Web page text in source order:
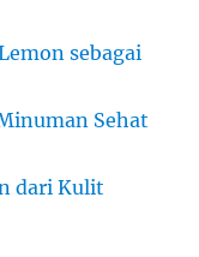
sebagai
Sehat
dari Kulit